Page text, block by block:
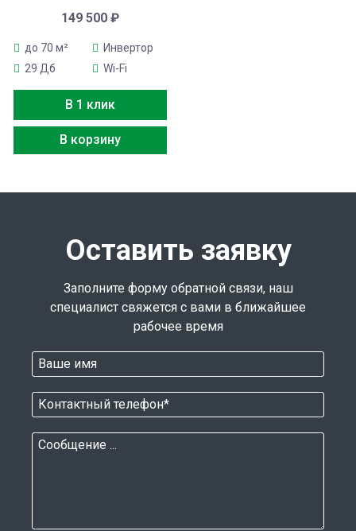
149 500 ₽
до 70 м²
Инвертор
29 Дб
Wi-Fi
В 1 клик
В корзину
Оставить заявку
Заполните форму обратной связи, наш
специалист свяжется с вами в ближайшее
рабочее время